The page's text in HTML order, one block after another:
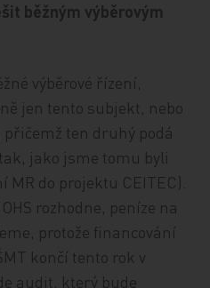
běžným výběrovým
výběrové řízení,
jen tento subjekt, nebo
ten druhý podá
jako jsme tomu byli
do projektu CEITEC).
rozhodne, peníze na
protože financování
končí tento rok v
audit, který bude